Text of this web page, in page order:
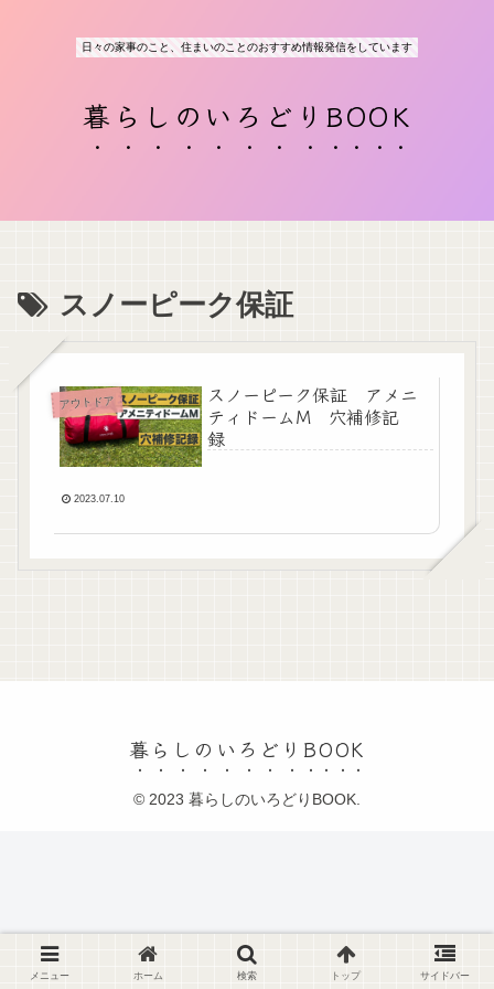
日々の家事のこと、住まいのことのおすすめ情報発信をしています
暮らしのいろどりBOOK
スノーピーク保証
アウトドア
スノーピーク保証 アメニ
ティドームM 穴補修記
録
2023.07.10
暮らしのいろどりBOOK
© 2023 暮らしのいろどりBOOK.
メニュー ホーム 検索 トップ サイドバー